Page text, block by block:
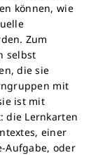
können, wie
Zum
selbst
die sie
mit
ist mit
die Lernkarten
einer
Aufgabe, oder